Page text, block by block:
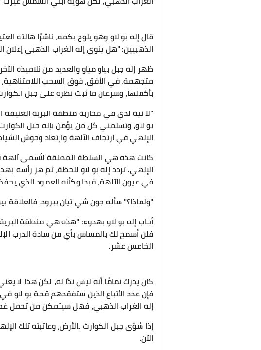
قال إله بو لاو وهو يلوح بكمه، ناشرًا هالته
الذهبيين: "هل ينوي إله الغراب الذهبي
ظهر إله جبل بياو مياو والعديد من تلاميذه
متجهمة. في الأفق، فوق السحب
بأكملها، وسرعان ما ثبت نظره على جبل
"لا نية لدي في محاربة منطقة البرية
بو لاو، وتسلمني كل من يؤمن بإله جبل
الإلهي في ارتجاف الآلهة وارتعاد وحوش
كانت هذه هي السلطة المطلقة لأسمى آلهة
الإلهي. تردد إله بو لاو للحظة، ثم هز
في عيون الآلهة، فبدا وكأنه العمود الذي
"ولماذا؟" سأله جون شي تيان ببرود، فالعلاقة
أجاب إله بو لاو بهدوء: "هذه هي منطقة البرية
فلن أسمح لك بالمساس بأي من سادة الدرب
الخامس عشر.
كان يدرك تمامًا أنه ليس ندًا له، لكن هذا
فإن عدد الأتباع الذين ستفقدهم قمة بو
إله الغراب الذهبي، فهل سيتمكن من تحمل
إذا سُوّي جبل الكوارث بالأرض، وعاتبته تلك
الآن.